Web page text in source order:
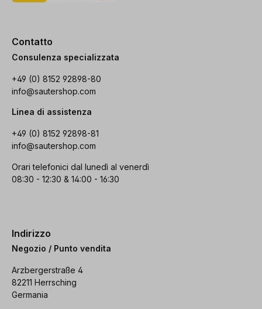
Contatto
Consulenza specializzata
+49 (0) 8152 92898-80
info@sautershop.com
Linea di assistenza
+49 (0) 8152 92898-81
info@sautershop.com
Orari telefonici dal lunedì al venerdì
08:30 - 12:30 & 14:00 - 16:30
Indirizzo
Negozio / Punto vendita
Arzbergerstraße 4
82211 Herrsching
Germania